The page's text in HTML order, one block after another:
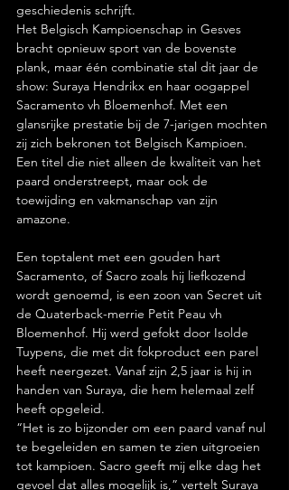
geschiedenis schrijft.
Het Belgisch Kampioenschap in Gesves
bracht opnieuw sport van de bovenste
plank, maar één combinatie stal dit jaar de
show: Suraya Hendrikx en haar oogappel
Sacramento vh Bloemenhof. Met een
glansrijke prestatie bij de 7-jarigen mochten
zij zich bekronen tot Belgisch Kampioen.
Een titel die niet alleen de kwaliteit van het
paard onderstreept, maar ook de
toewijding en vakmanschap van zijn
amazone.
Een toptalent met een gouden hart
Sacramento, of Sacro zoals hij liefkozend
wordt genoemd, is een zoon van Secret uit
de Quaterback-merrie Petit Peau vh
Bloemenhof. Hij werd gefokt door Isolde
Tuypens, die met dit fokproduct een parel
heeft neergezet. Vanaf zijn 2,5 jaar is hij in
handen van Suraya, die hem helemaal zelf
heeft opgeleid.
“Het is zo bijzonder om een paard vanaf nul
te begeleiden en samen te zien uitgroeien
tot kampioen. Sacro geeft mij elke dag het
gevoel dat alles mogelijk is,” vertelt Suraya